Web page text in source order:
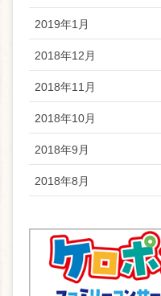
2019年1月
2018年12月
2018年11月
2018年10月
2018年9月
2018年8月